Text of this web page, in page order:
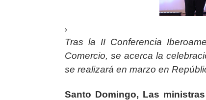
Tras la II Conferencia
Comercio, se acerca la
se realizará en marzo en
Santo Domingo, Las